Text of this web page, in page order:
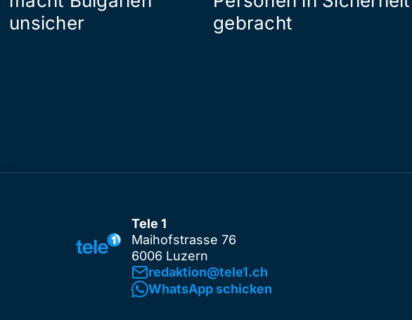
unsicher
gebracht
Tele 1
Maihofstrasse 76
6006 Luzern
redaktion@tele1.ch
WhatsApp schicken